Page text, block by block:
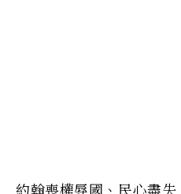
約翰喪權辱國、民心盡